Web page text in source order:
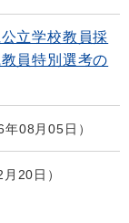
立学校教員採
員特別選考の
年08月05日
20日